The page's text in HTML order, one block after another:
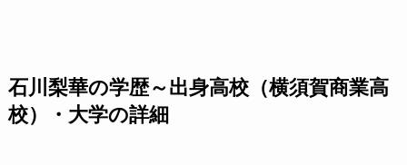
石川梨華の学歴～出身高校（横須賀商業高
校）・大学の詳細